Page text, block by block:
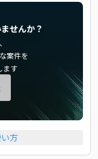
せんか？
案件を
ます
方